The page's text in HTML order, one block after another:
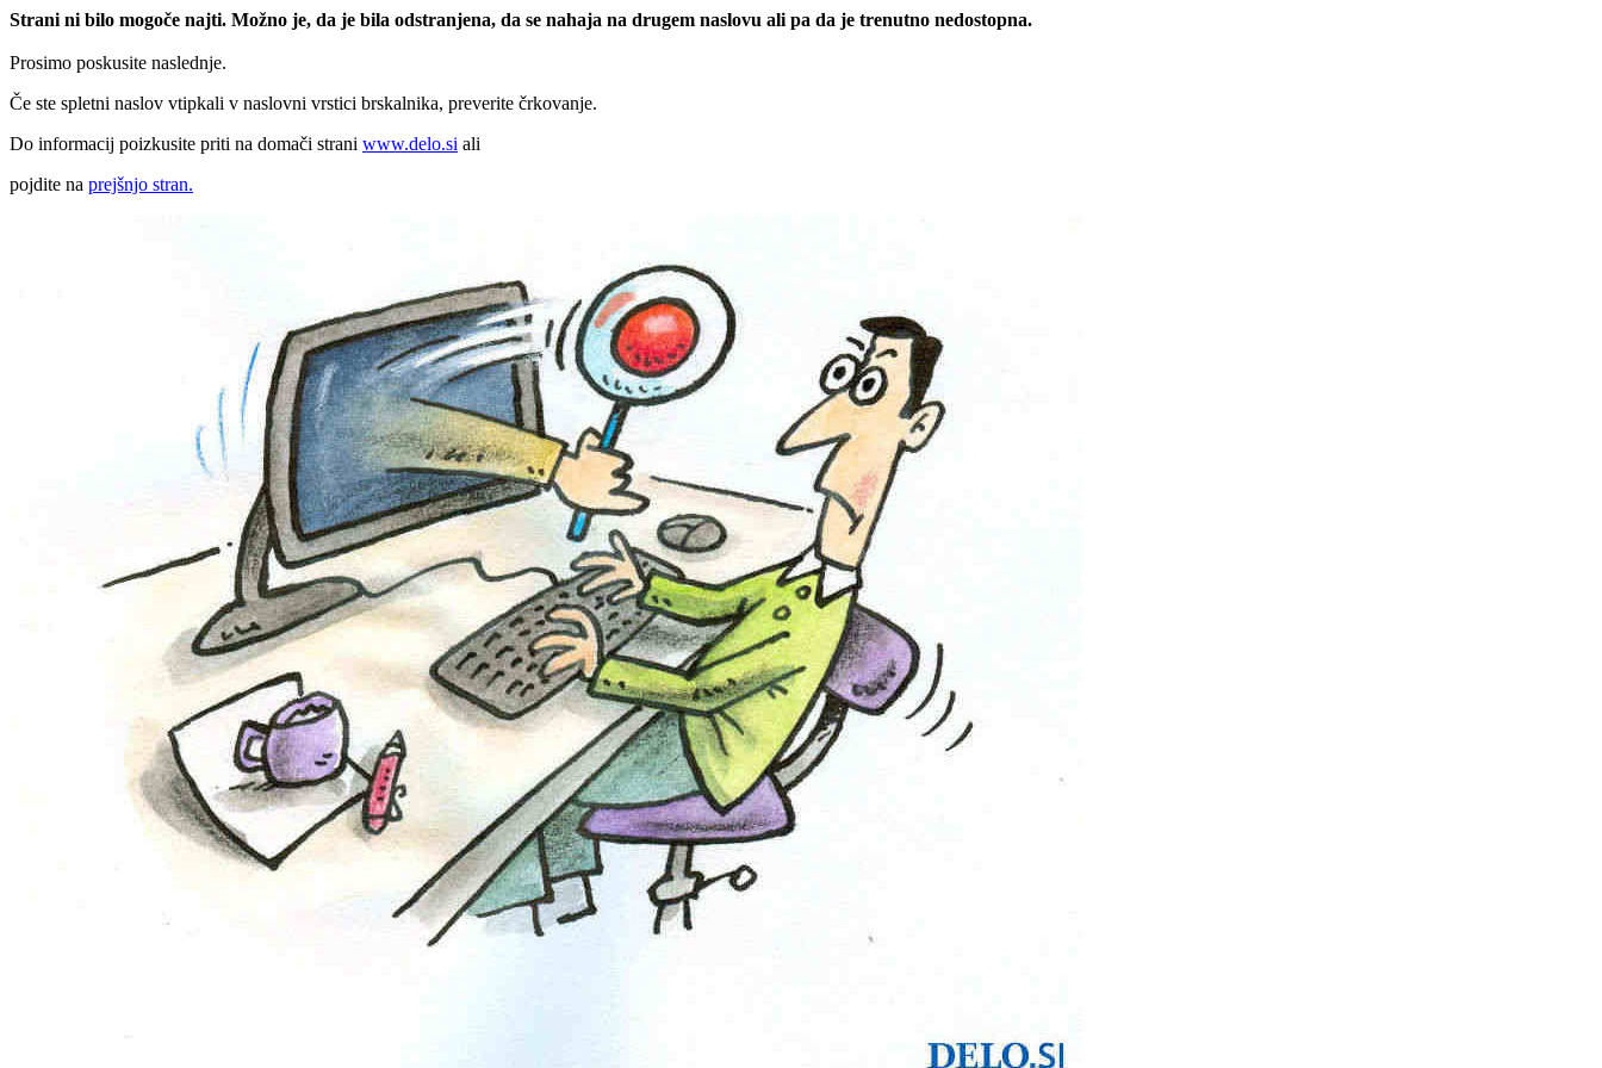
Strani ni bilo mogoče najti. Možno je, da je bila odstranjena, da se nahaja na drugem naslovu ali pa da je trenutno nedostopna.
Prosimo poskusite naslednje.
Če ste spletni naslov vtipkali v naslovni vrstici brskalnika, preverite črkovanje.
Do informacij poizkusite priti na domači strani www.delo.si ali
pojdite na prejšnjo stran.